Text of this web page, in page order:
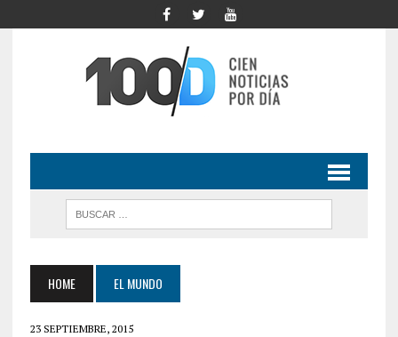
HOME EL MUNDO
23 SEPTIEMBRE, 2015